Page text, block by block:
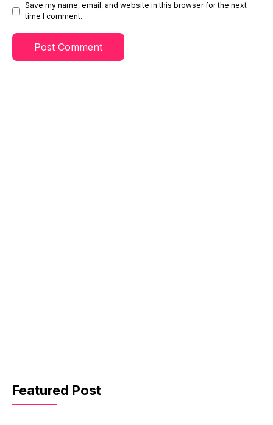
Save my name, email, and website in this browser for the next
time I comment.
Featured Post